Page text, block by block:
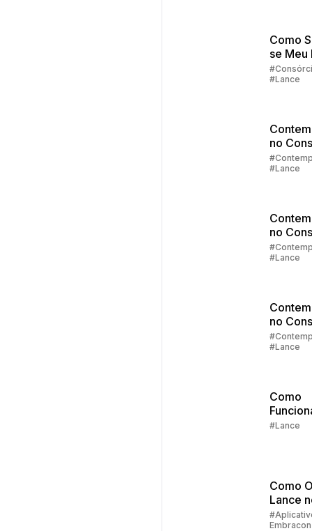
Como
se Meu
Fixo foi
#Lance
no
Parte
de
#Lance
no
Parte
Lance
#Lance
no
Parte 2:
#Lance
Como
Lance
#Lance
Como
Lance
do